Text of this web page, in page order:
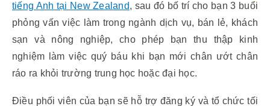
tiếng Anh tại New Zealand, sau đó bố trí cho bạn 3 buổi
phỏng vấn việc làm trong ngành dịch vụ, bán lẻ, khách
sạn và nông nghiệp, cho phép bạn thu thập kinh
nghiệm làm việc quý báu khi bạn mới chân ướt chân
ráo ra khỏi trường trung học hoặc đại học.
Điều phối viên của bạn sẽ hỗ trợ đăng ký và tổ chức tối